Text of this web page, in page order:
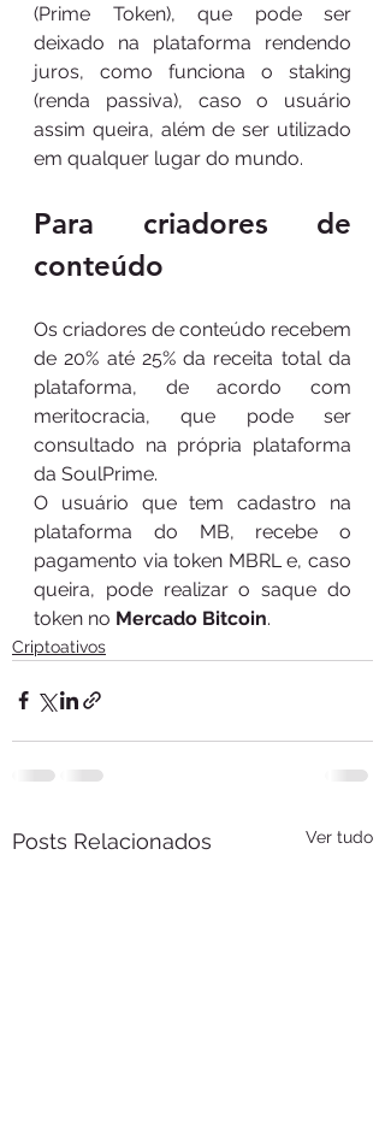
(Prime Token), que pode ser
deixado na plataforma rendendo
juros, como funciona o staking
(renda passiva), caso o usuário
assim queira, além de ser utilizado
em qualquer lugar do mundo.
Para criadores de
conteúdo
Os criadores de conteúdo recebem
de 20% até 25% da receita total da
plataforma, de acordo com
meritocracia, que pode ser
consultado na própria plataforma
da SoulPrime.
O usuário que tem cadastro na
plataforma do MB, recebe o
pagamento via token MBRL e, caso
queira, pode realizar o saque do
token no Mercado Bitcoin.
Criptoativos
Posts Relacionados Ver tudo